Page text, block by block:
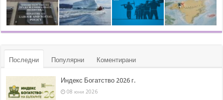
Последни Популярни Коментирани
Индекс Богатство 2026 г.
08 юни 2026